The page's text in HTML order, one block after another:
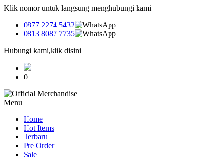
Klik nomor untuk langsung menghubungi kami
0877 2274 5432
0813 8087 7735
Hubungi kami,klik disini
0
Menu
Home
Hot Items
Terbaru
Pre Order
Sale